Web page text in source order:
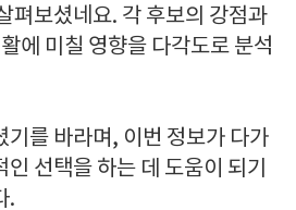
펴보셨네요. 각 후보의 강점과
에 미칠 영향을 다각도로 분석
기를 바라며, 이번 정보가 다가
선택을 하는 데 도움이 되기
.